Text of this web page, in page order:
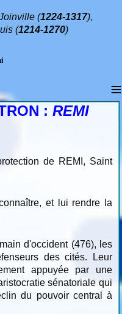
(1224-1317),
(1214-1270)
≡
: REMI
de REMI, Saint
et lui rendre la
d'occident (476), les
des cités. Leur
appuyée par une
sénatoriale qui
du pouvoir central à